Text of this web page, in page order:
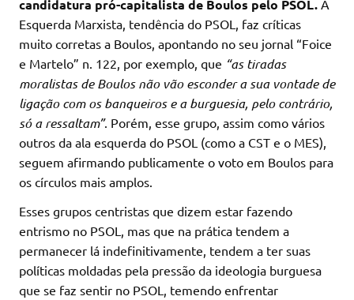
candidatura pró-capitalista de Boulos pelo PSOL. A
Esquerda Marxista, tendência do PSOL, faz críticas
muito corretas a Boulos, apontando no seu jornal “Foice
e Martelo” n. 122, por exemplo, que “as tiradas
moralistas de Boulos não vão esconder a sua vontade de
ligação com os banqueiros e a burguesia, pelo contrário,
só a ressaltam”. Porém, esse grupo, assim como vários
outros da ala esquerda do PSOL (como a CST e o MES),
seguem afirmando publicamente o voto em Boulos para
os círculos mais amplos.
Esses grupos centristas que dizem estar fazendo
entrismo no PSOL, mas que na prática tendem a
permanecer lá indefinitivamente, tendem a ter suas
políticas moldadas pela pressão da ideologia burguesa
que se faz sentir no PSOL, temendo enfrentar